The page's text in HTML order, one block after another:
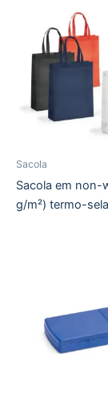
Sacola
Sacola em non-
g/m²) termo-